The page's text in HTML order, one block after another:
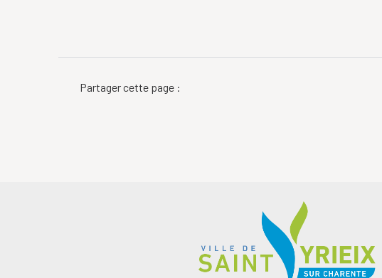
Partager cette page :